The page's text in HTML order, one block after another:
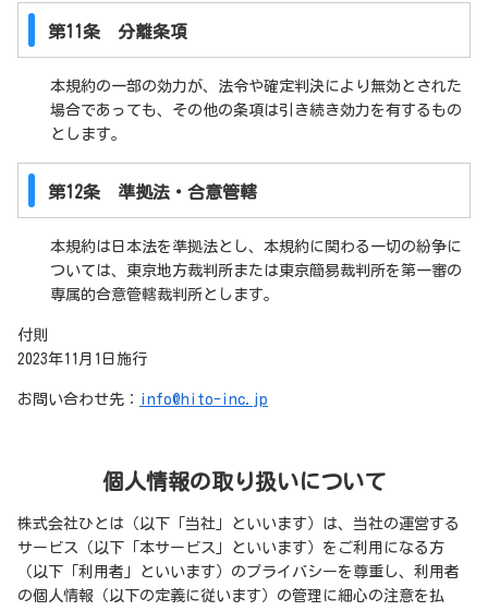
第11条 分離条項
本規約の一部の効力が、法令や確定判決により無効とされた
場合であっても、その他の条項は引き続き効力を有するもの
とします。
第12条 準拠法・合意管轄
本規約は日本法を準拠法とし、本規約に関わる一切の紛争に
ついては、東京地方裁判所または東京簡易裁判所を第一審の
専属的合意管轄裁判所とします。
付則
2023年11月1日施行
お問い合わせ先： info@hito-inc.jp
個人情報の取り扱いについて
株式会社ひとは（以下「当社」といいます）は、当社の運営する
サービス（以下「本サービス」といいます）をご利用になる方
（以下「利用者」といいます）のプライバシーを尊重し、利用者
の個人情報（以下の定義に従います）の管理に細心の注意を払